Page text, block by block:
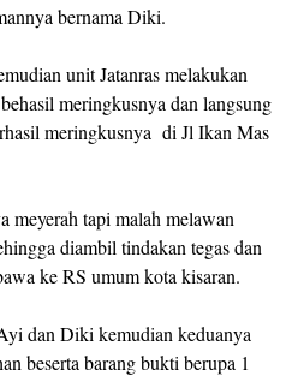
bernama Diki.
unit Jatanras melakukan
meringkusnya dan langsung
meringkusnya di Jl Ikan Mas
tapi malah melawan
diambil tindakan tegas dan
ke RS umum kota kisaran.
dan Diki kemudian keduanya
beserta barang bukti berupa 1